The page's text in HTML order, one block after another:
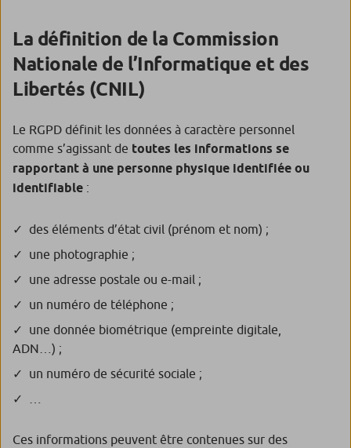
La définition de la Commission
Nationale de l’Informatique et des
Libertés (CNIL)
Le RGPD définit les données à caractère personnel
comme s’agissant de toutes les informations se
rapportant à une personne physique identifiée ou
identifiable :
des éléments d’état civil (prénom et nom) ;
une photographie ;
une adresse postale ou e-mail ;
un numéro de téléphone ;
une donnée biométrique (empreinte digitale,
ADN…) ;
un numéro de sécurité sociale ;
Ces informations peuvent être contenues sur des